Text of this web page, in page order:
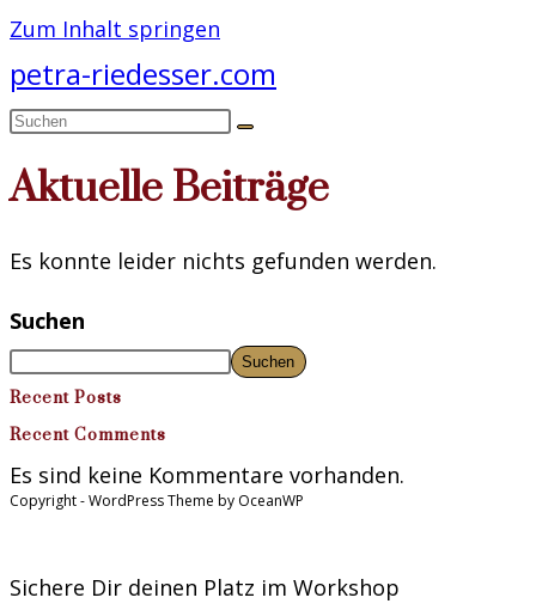
Zum Inhalt springen
petra-riedesser.com
Aktuelle Beiträge
Es konnte leider nichts gefunden werden.
Suchen
Suchen
Recent Posts
Recent Comments
Es sind keine Kommentare vorhanden.
Copyright - WordPress Theme by OceanWP
Sichere Dir deinen Platz im Workshop